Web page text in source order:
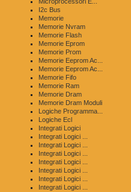
I2c Bus
Memorie
Memorie Nvram
Memorie Flash
Memorie Eprom
Memorie Prom
Memorie Eeprom Ac...
Memorie Eeprom Ac...
Memorie Fifo
Memorie Ram
Memorie Dram
Memorie Dram Moduli
Logiche Programma...
Logiche Ecl
Integrati Logici
Integrati Logici ...
Integrati Logici ...
Integrati Logici ...
Integrati Logici ...
Integrati Logici ...
Integrati Logici ...
Integrati Logici ...